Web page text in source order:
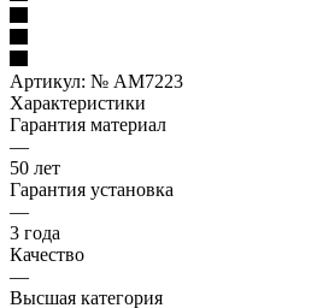
Артикул: № AM7223
Характеристики
Гарантия материал
—
50 лет
Гарантия установка
—
3 года
Качество
—
Высшая категория